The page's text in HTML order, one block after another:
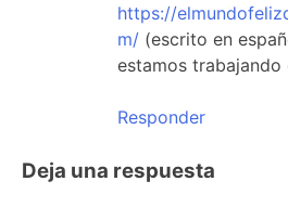
https://
m/ (escrito en
estamos trabajando
Responder
Deja una respuesta